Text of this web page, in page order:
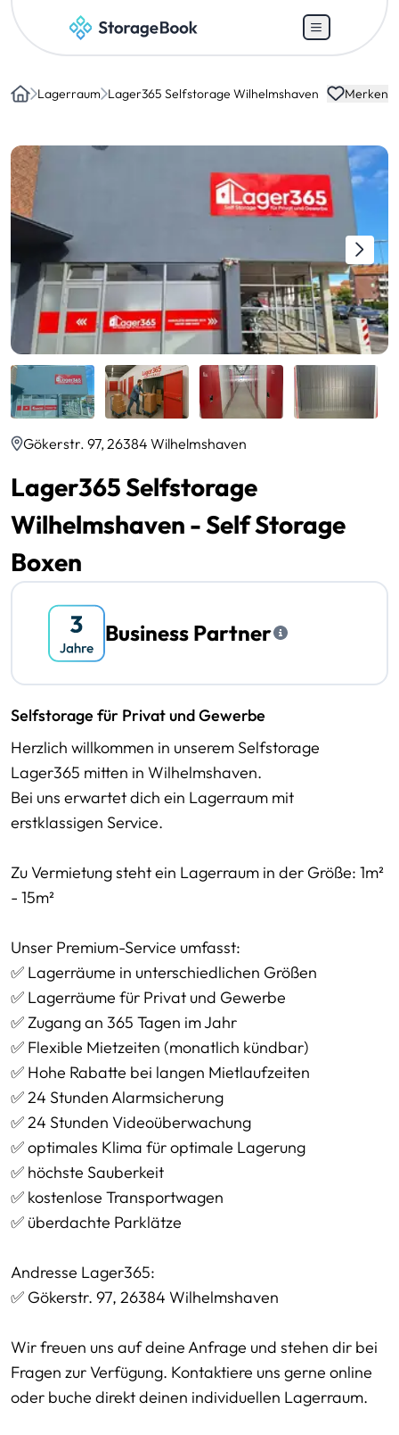
Lagerraum Lager365 Selfstorage Wilhelmshaven Merken
Gökerstr. 97, 26384 Wilhelmshaven
Lager365 Selfstorage
Wilhelmshaven - Self Storage
Boxen
Business Partner
Selfstorage für Privat und Gewerbe
Herzlich willkommen in unserem Selfstorage
Lager365 mitten in Wilhelmshaven.
Bei uns erwartet dich ein Lagerraum mit
erstklassigen Service.
Zu Vermietung steht ein Lagerraum in der Größe: 1m²
- 15m²
Unser Premium-Service umfasst:
✅ Lagerräume in unterschiedlichen Größen
✅ Lagerräume für Privat und Gewerbe
✅ Zugang an 365 Tagen im Jahr
✅ Flexible Mietzeiten (monatlich kündbar)
✅ Hohe Rabatte bei langen Mietlaufzeiten
✅ 24 Stunden Alarmsicherung
✅ 24 Stunden Videoüberwachung
✅ optimales Klima für optimale Lagerung
✅ höchste Sauberkeit
✅ kostenlose Transportwagen
✅ überdachte Parklätze
Andresse Lager365:
✅ Gökerstr. 97, 26384 Wilhelmshaven
Wir freuen uns auf deine Anfrage und stehen dir bei
Fragen zur Verfügung. Kontaktiere uns gerne online
oder buche direkt deinen individuellen Lagerraum.